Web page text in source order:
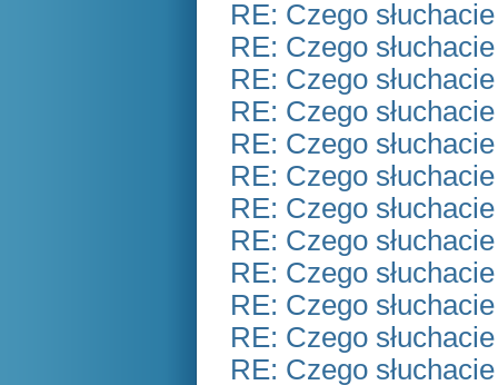
RE: Czego
RE: Czego
RE: Czego
RE: Czego
RE: Czego
RE: Czego
RE: Czego
RE: Czego
RE: Czego
RE: Czego
RE: Czego
RE: Czego